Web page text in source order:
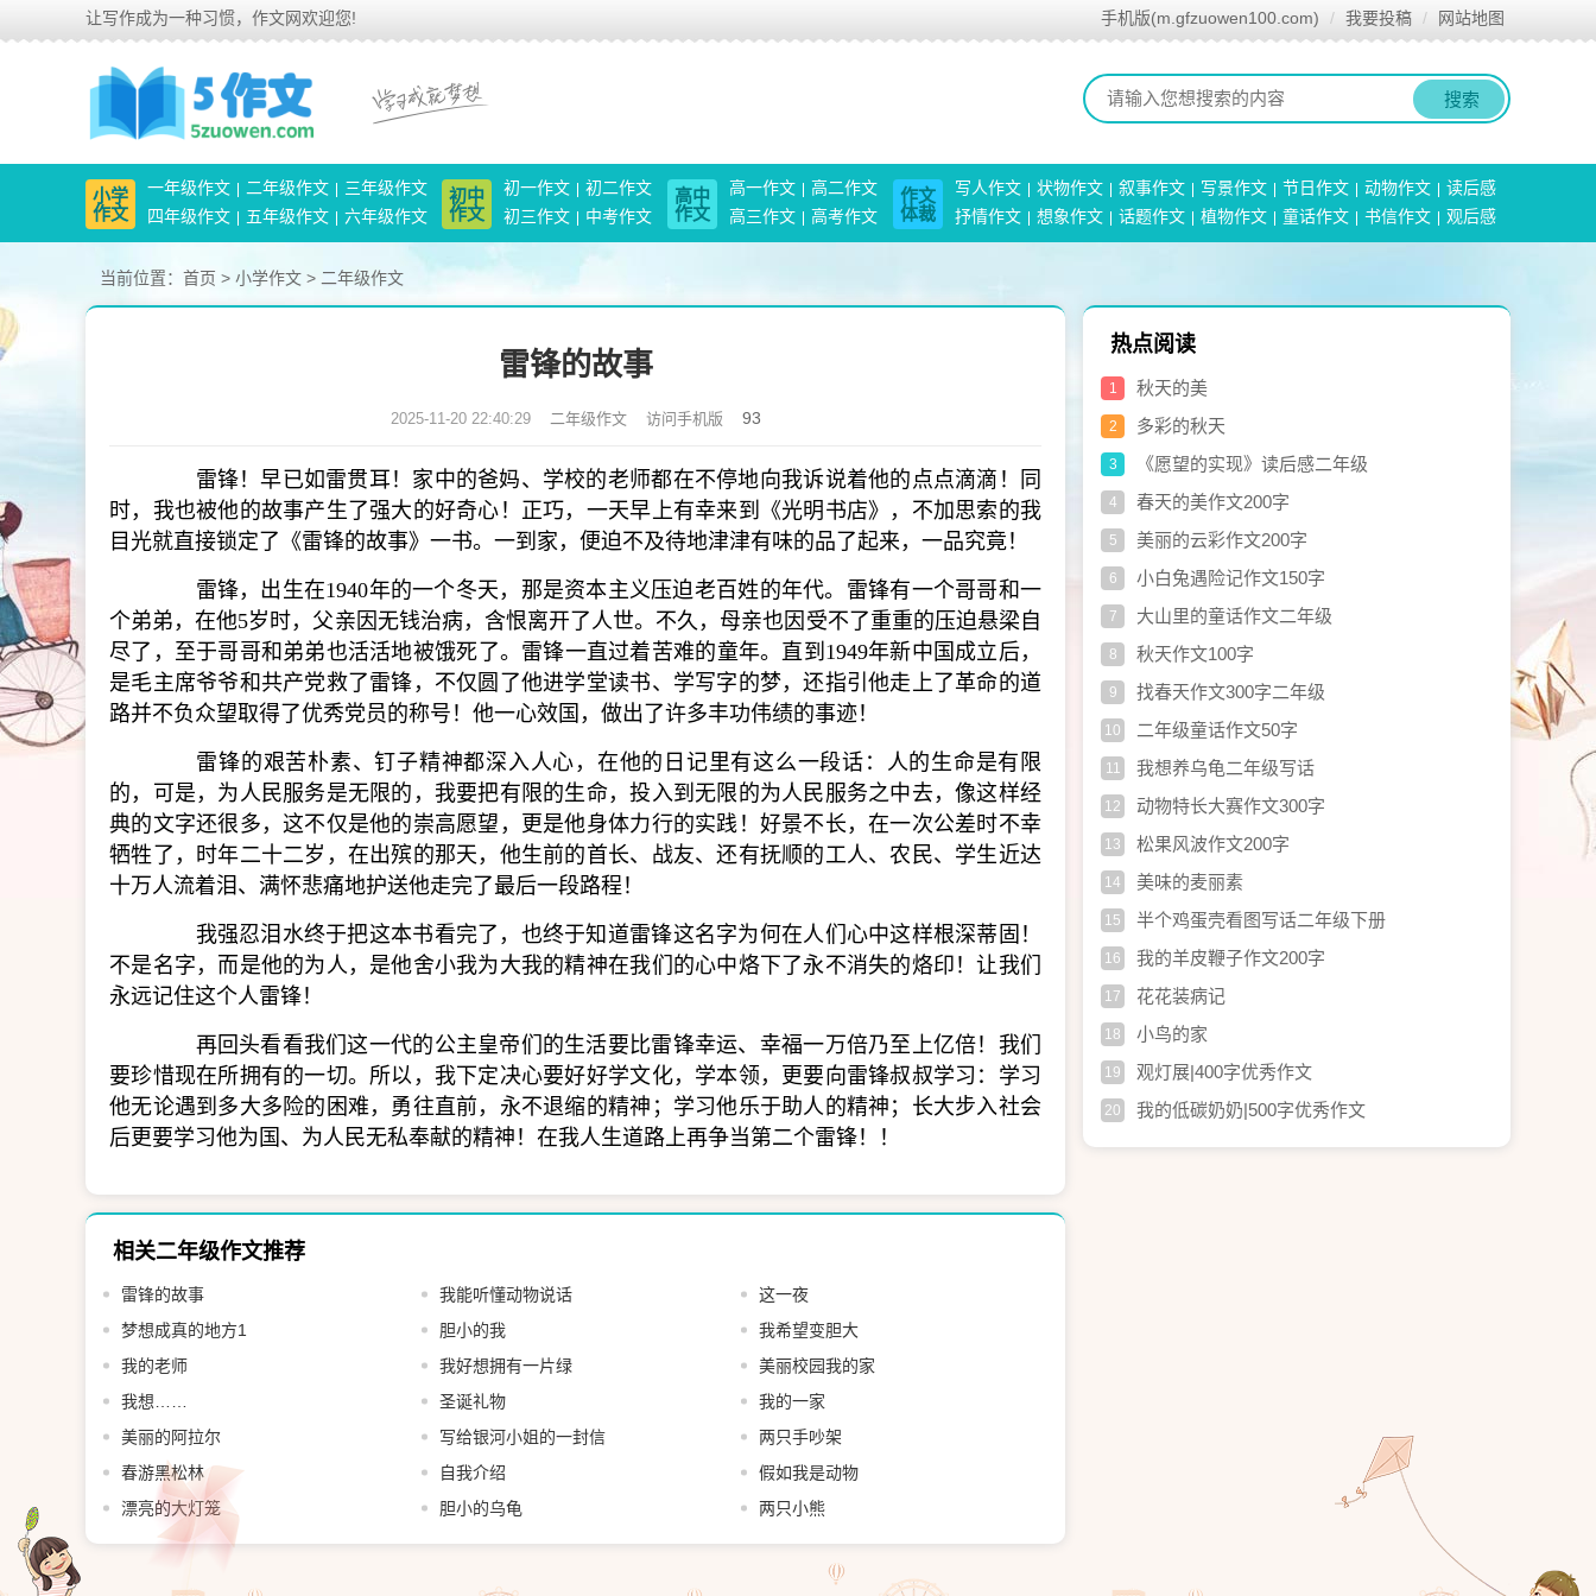
让写作成为一种习惯，作文网欢迎您! 手机版(m.gfzuowen100.com) 我要投稿 网站地图
搜索
小学
作文
一年级作文 二年级作文
三年级作文
四年级作文
五年级作文 六年级作文
初中
作文
初一作文
初二作文
初三作文
中考作文
高中
作文
高一作文
高二作文
高三作文
高考作文
作文
体裁
写人作文 状物作文 叙事作文 写景作文 节日作文 动物作文
读后感
抒情作文
想象作文 话题作文 植物作文 童话作文 书信作文 观后感
当前位置： 首页 > 小学作文 > 二年级作文
雷锋的故事
2025-11-20 22:40:29 二年级作文 访问手机版 93
雷锋！早已如雷贯耳！家中的爸妈、学校的老师都在不停地向我诉说着他的点点滴滴！同
时，我也被他的故事产生了强大的好奇心！正巧，一天早上有幸来到《光明书店》，不加思索的我
目光就直接锁定了《雷锋的故事》一书。一到家，便迫不及待地津津有味的品了起来，一品究竟！
雷锋，出生在1940年的一个冬天，那是资本主义压迫老百姓的年代。雷锋有一个哥哥和一
个弟弟，在他5岁时，父亲因无钱治病，含恨离开了人世。不久，母亲也因受不了重重的压迫悬梁自
尽了，至于哥哥和弟弟也活活地被饿死了。雷锋一直过着苦难的童年。直到1949年新中国成立后，
是毛主席爷爷和共产党救了雷锋，不仅圆了他进学堂读书、学写字的梦，还指引他走上了革命的道
路并不负众望取得了优秀党员的称号！他一心效国，做出了许多丰功伟绩的事迹！
雷锋的艰苦朴素、钉子精神都深入人心，在他的日记里有这么一段话：人的生命是有限
的，可是，为人民服务是无限的，我要把有限的生命，投入到无限的为人民服务之中去，像这样经
典的文字还很多，这不仅是他的崇高愿望，更是他身体力行的实践！好景不长，在一次公差时不幸
牺牲了，时年二十二岁，在出殡的那天，他生前的首长、战友、还有抚顺的工人、农民、学生近达
十万人流着泪、满怀悲痛地护送他走完了最后一段路程！
我强忍泪水终于把这本书看完了，也终于知道雷锋这名字为何在人们心中这样根深蒂固！
不是名字，而是他的为人，是他舍小我为大我的精神在我们的心中烙下了永不消失的烙印！让我们
永远记住这个人雷锋！
再回头看看我们这一代的公主皇帝们的生活要比雷锋幸运、幸福一万倍乃至上亿倍！我们
要珍惜现在所拥有的一切。所以，我下定决心要好好学文化，学本领，更要向雷锋叔叔学习：学习
他无论遇到多大多险的困难，勇往直前，永不退缩的精神；学习他乐于助人的精神；长大步入社会
后更要学习他为国、为人民无私奉献的精神！在我人生道路上再争当第二个雷锋！！
相关二年级作文推荐
雷锋的故事 我能听懂动物说话
这一夜
梦想成真的地方1
胆小的我
我希望变胆大
我的老师
我好想拥有一片绿
美丽校园我的家
我想……
圣诞礼物
我的一家
美丽的阿拉尔
写给银河小姐的一封信
两只手吵架
春游黑松林
自我介绍
假如我是动物
漂亮的大灯笼
胆小的乌龟 两只小熊
热点阅读
1 秋天的美
2 多彩的秋天
3 《愿望的实现》读后感二年级
4 春天的美作文200字
5 美丽的云彩作文200字
6 小白兔遇险记作文150字
7 大山里的童话作文二年级
8 秋天作文100字
9 找春天作文300字二年级
10 二年级童话作文50字
11 我想养乌龟二年级写话
12 动物特长大赛作文300字
13 松果风波作文200字
14 美味的麦丽素
15 半个鸡蛋壳看图写话二年级下册
16 我的羊皮鞭子作文200字
17 花花装病记
18 小鸟的家
19 观灯展|400字优秀作文
20 我的低碳奶奶|500字优秀作文